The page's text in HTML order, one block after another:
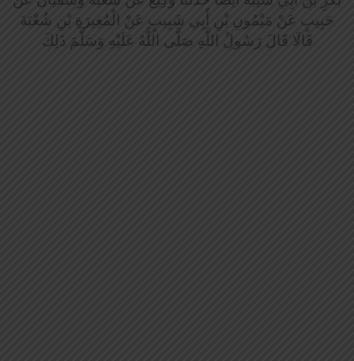
حَبِيبٍ عَنْ مَيْمُونِ بْنِ أَبِي شَبِيبٍ عَنْ الْمُغِيرَةِ بْنِ شُعْبَةَ
قَالَا قَالَ رَسُولُ اللَّهِ صَلَّى اللَّهُ عَلَيْهِ وَسَلَّمَ ذَلِكَ